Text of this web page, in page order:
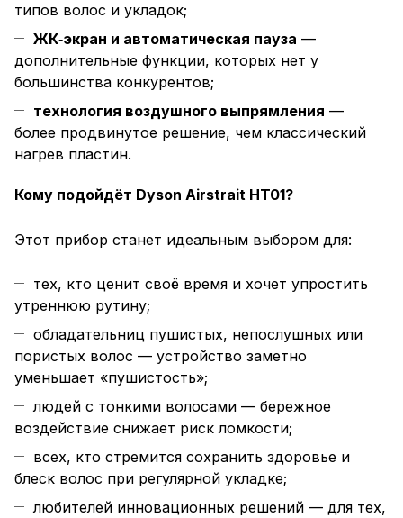
типов волос и укладок;
ЖК‑экран и автоматическая пауза —
дополнительные функции, которых нет у
большинства конкурентов;
технология воздушного выпрямления —
более продвинутое решение, чем классический
нагрев пластин.
Кому подойдёт Dyson Airstrait HT01?
Этот прибор станет идеальным выбором для:
тех, кто ценит своё время и хочет упростить
утреннюю рутину;
обладательниц пушистых, непослушных или
пористых волос — устройство заметно
уменьшает «пушистость»;
людей с тонкими волосами — бережное
воздействие снижает риск ломкости;
всех, кто стремится сохранить здоровье и
блеск волос при регулярной укладке;
любителей инновационных решений — для тех,